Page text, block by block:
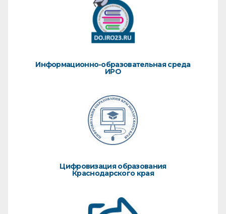
Информационно-образовательная среда
ИРО
Цифровизация образования
Краснодарского края